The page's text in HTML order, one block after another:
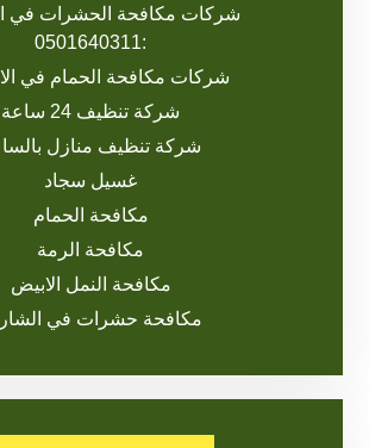
شركات مكافحة الحشرات في
:0501640311
شركات مكافحة الحمام في
شركة تنظيف 24 ساعة
شركة تنظيف منازل
غسيل سجاد
مكافحة الحمام
مكافحة الرمة
مكافحة النمل الابيض
مكافحة حشرات في